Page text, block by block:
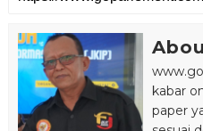
kabar
paper